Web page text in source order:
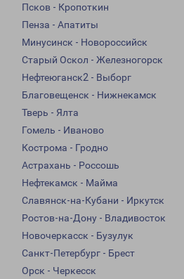
Псков - Кропоткин
Пенза - Апатиты
Минусинск - Новороссийск
Старый Оскол - Железногорск
Нефтеюганск2 - Выборг
Благовещенск - Нижнекамск
Тверь - Ялта
Гомель - Иваново
Кострома - Гродно
Астрахань - Россошь
Нефтекамск - Майма
Славянск-на-Кубани - Иркутск
Ростов-на-Дону - Владивосток
Новочеркасск - Бузулук
Санкт-Петербург - Брест
Орск - Черкесск